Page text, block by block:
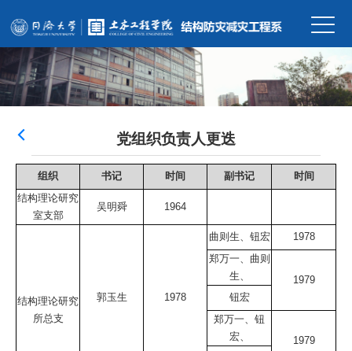
党组织负责人更迭
组织 书记 时间 副书记
时间
结构理论研究
室支部
吴明舜 1964
结构理论研究
所总支
郭玉生 1978
曲则生、钮宏
1978
郑万一、曲则
生、
1979
钮宏
郑万一、钮
宏、
1979